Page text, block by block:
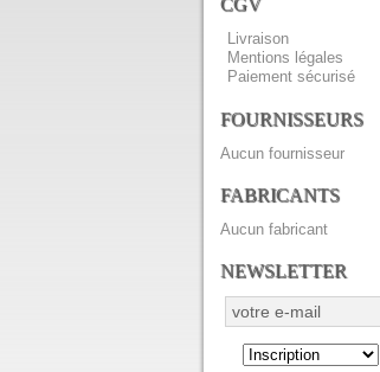
Livraison
Mentions légales
Paiement sécurisé
FOURNISSEURS
Aucun fournisseur
FABRICANTS
Aucun fabricant
NEWSLETTER